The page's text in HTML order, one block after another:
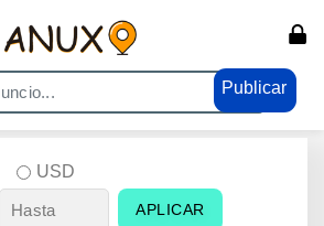
Publicar
USD
APLICAR